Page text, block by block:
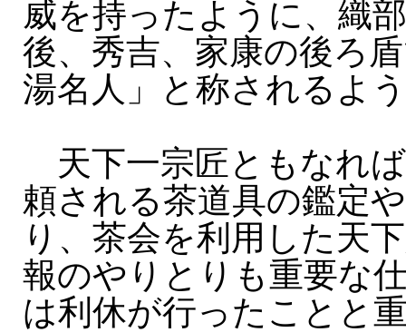
威を持ったように、織
後、秀吉、家康の後ろ
湯名人」と称されるよ
天下一宗匠ともなれ
頼される茶道具の鑑定
り、茶会を利用した天
報のやりとりも重要な
は利休が行ったことと